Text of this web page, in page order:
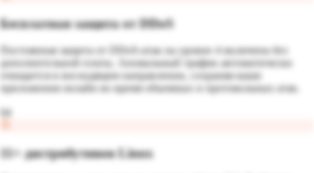
Бесплатная защита от DDoS
Постоянная защита от DDoS-атак на уровне 4 включена без
дополнительной платы. Аномальный трафик автоматически
очищается в восходящем направлении, сохраняя ваши
приложения онлайн во время объемных и протокольных атак.
04
11+ дистрибутивов Linux